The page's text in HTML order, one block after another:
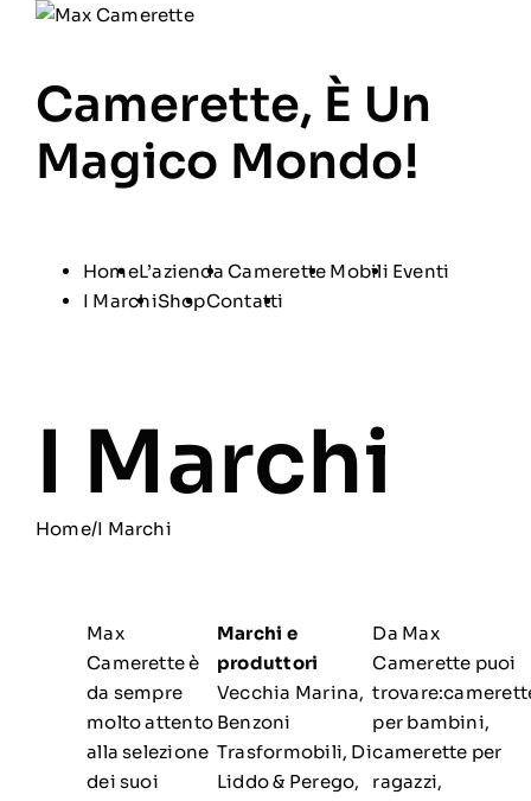
Camerette, È Un
Magico Mondo!
HomeL’azienda Camerette Mobili Eventi
I MarchiShopContatti
I Marchi
Home/I Marchi
Max
Camerette è
da sempre
molto attento
alla selezione
dei suoi
Marchi e
produttori
Vecchia Marina,
Benzoni
Trasformobili, Di
Liddo & Perego,
Da Max
Camerette puoi
per bambini,
camerette per
ragazzi,